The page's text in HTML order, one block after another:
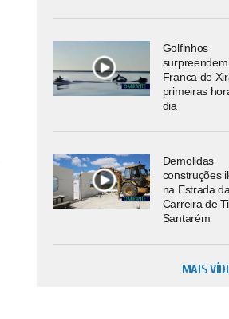
Golfinhos
surpreendem
Franca de
primeiras
dia
Demolidas
construções
na Estrada da
Carreira de
Santarém
MAIS